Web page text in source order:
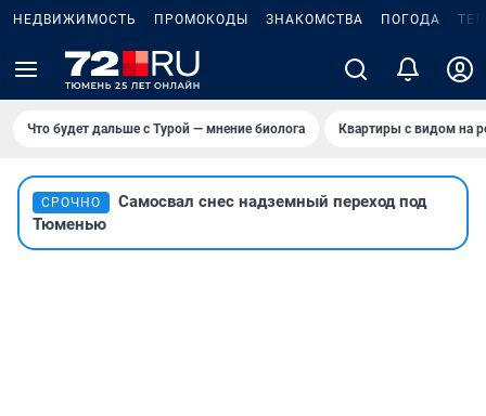
НЕДВИЖИМОСТЬ ПРОМОКОДЫ ЗНАКОМСТВА ПОГОДА
Что будет дальше с Турой — мнение биолога Квартиры с видом на
СРОЧНО
Самосвал снес надземный переход под
Тюменью